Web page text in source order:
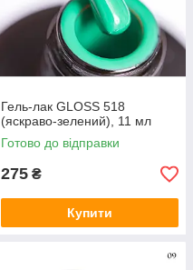
Гель-лак GLOSS 518
(яскраво-зелений), 11 мл
Готово до відправки
275 ₴
Купити